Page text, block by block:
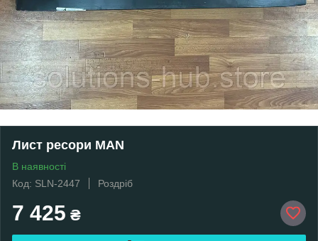
Лист ресори MAN
В наявності
Код: SLN-2447
Роздріб
7 425 ₴